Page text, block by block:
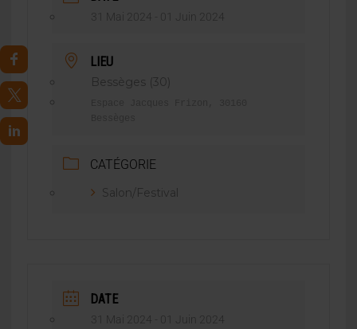
31 Mai 2024 - 01 Juin 2024
LIEU
Bessèges (30)
CATÉGORIE
Salon/Festival
DATE
31 Mai 2024 - 01 Juin 2024